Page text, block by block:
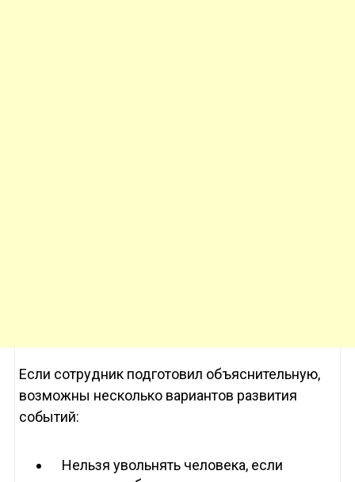
Если сотрудник подготовил объяснительную,
возможны несколько вариантов развития
событий:
Нельзя увольнять человека, если